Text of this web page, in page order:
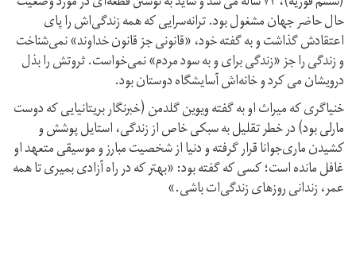
حال حاضر جهان مشغول بود. ترانه‌سرایی که همه زندگی‌اش را پای
اعتقادش گذاشت و به گفته خود، «قانونی جز قانون خداوند» نمی‌شناخت
و زندگی را جز «زندگی برای و به سود مردم» نمی‌خواست. ثروتش را بذل
درویشان می کرد و خانه‌اش آسایشگاه دوستان بود.
خنیاگری که میراث او به گفته ویوین گلدمن (خبرنگار بریتانیایی که دوست
مارلی بود) در خطر تقلیل به سبکی خاص از زندگی، استایل پوشش و
کشیدن ماری‌جوانا قرار گرفته و دنیا از شخصیت مبارز و موسیقی متعهد او
غافل مانده است؛ کسی که گفته بود: «بهتر که در راه آزادی بمیری تا همه
عمر، زندانی روزهای زندگی‌ات باشی.»